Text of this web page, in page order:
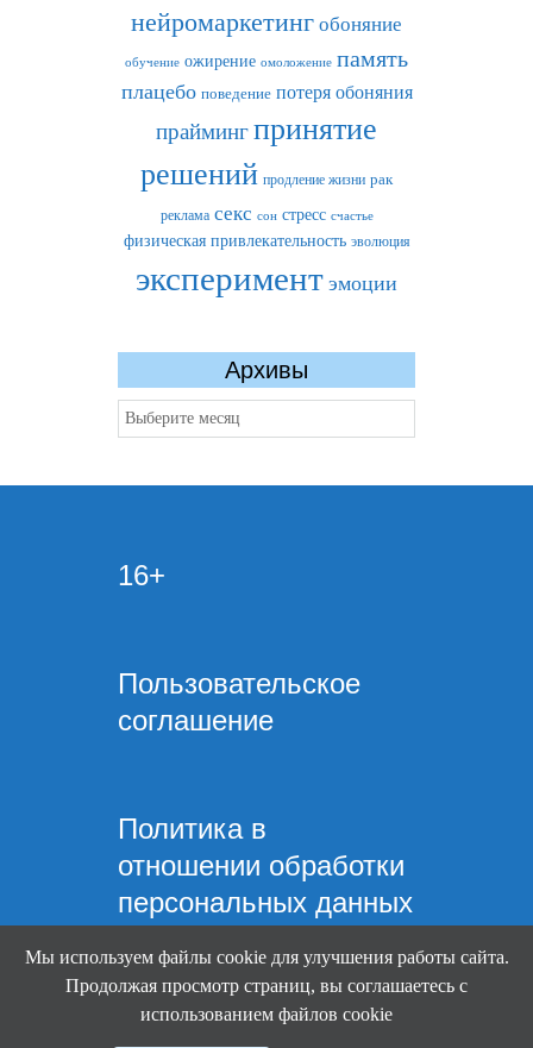
нейромаркетинг обоняние
обучение ожирение омоложение память
плацебо поведение потеря обоняния
праймингпринятие
решений продление жизни рак
реклама секс сон стресс счастье
физическая привлекательность эволюция
эксперимент эмоции
Архивы
Архивы
16+
Пользовательское
соглашение
Политика в
отношении обработки
персональных данных
Мы используем файлы cookie для улучшения работы сайта.
Продолжая просмотр страниц, вы соглашаетесь с
использованием файлов cookie